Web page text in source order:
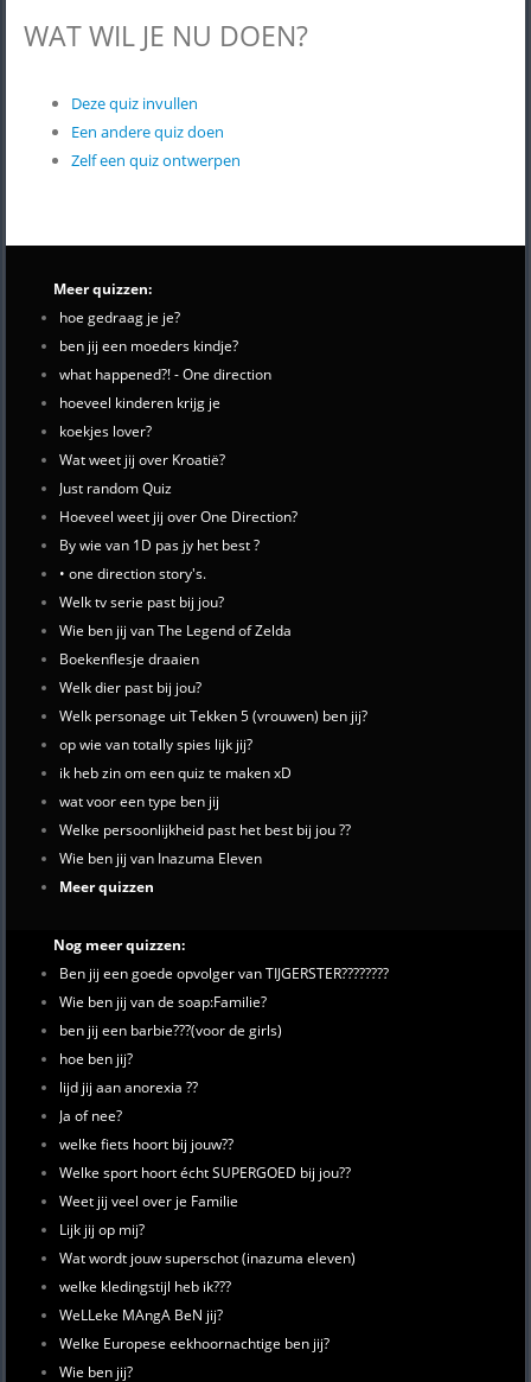
WAT WIL JE NU DOEN?
Deze quiz invullen
Een andere quiz doen
Zelf een quiz ontwerpen
Meer quizzen:
hoe gedraag je je?
ben jij een moeders kindje?
what happened?! - One direction
hoeveel kinderen krijg je
koekjes lover?
Wat weet jij over Kroatië?
Just random Quiz
Hoeveel weet jij over One Direction?
By wie van 1D pas jy het best ?
• one direction story's.
Welk tv serie past bij jou?
Wie ben jij van The Legend of Zelda
Boekenflesje draaien
Welk dier past bij jou?
Welk personage uit Tekken 5 (vrouwen) ben jij?
op wie van totally spies lijk jij?
ik heb zin om een quiz te maken xD
wat voor een type ben jij
Welke persoonlijkheid past het best bij jou ??
Wie ben jij van Inazuma Eleven
Meer quizzen
Nog meer quizzen:
Ben jij een goede opvolger van TIJGERSTER????????
Wie ben jij van de soap:Familie?
ben jij een barbie???(voor de girls)
hoe ben jij?
lijd jij aan anorexia ??
Ja of nee?
welke fiets hoort bij jouw??
Welke sport hoort écht SUPERGOED bij jou??
Weet jij veel over je Familie
Lijk jij op mij?
Wat wordt jouw superschot (inazuma eleven)
welke kledingstijl heb ik???
WeLLeke MAngA BeN jij?
Welke Europese eekhoornachtige ben jij?
Wie ben jij?